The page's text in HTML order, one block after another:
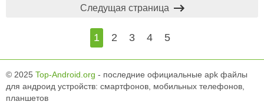
1 2 3 4 5
Следущая страница
© 2025 Top-Android.org - последние официальные apk файлы
для андроид устройств: смартфонов, мобильных телефонов,
планшетов